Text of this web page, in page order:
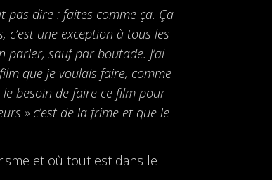
pas dire : faites comme ça. Ça
c’est une exception à tous les
parler, sauf par boutade. J’ai
que je voulais faire, comme
le besoin de faire ce film pour
» c’est de la frime et que le
et où tout est dans le